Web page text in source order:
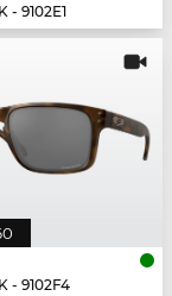
- 9102E1
- 9102F4